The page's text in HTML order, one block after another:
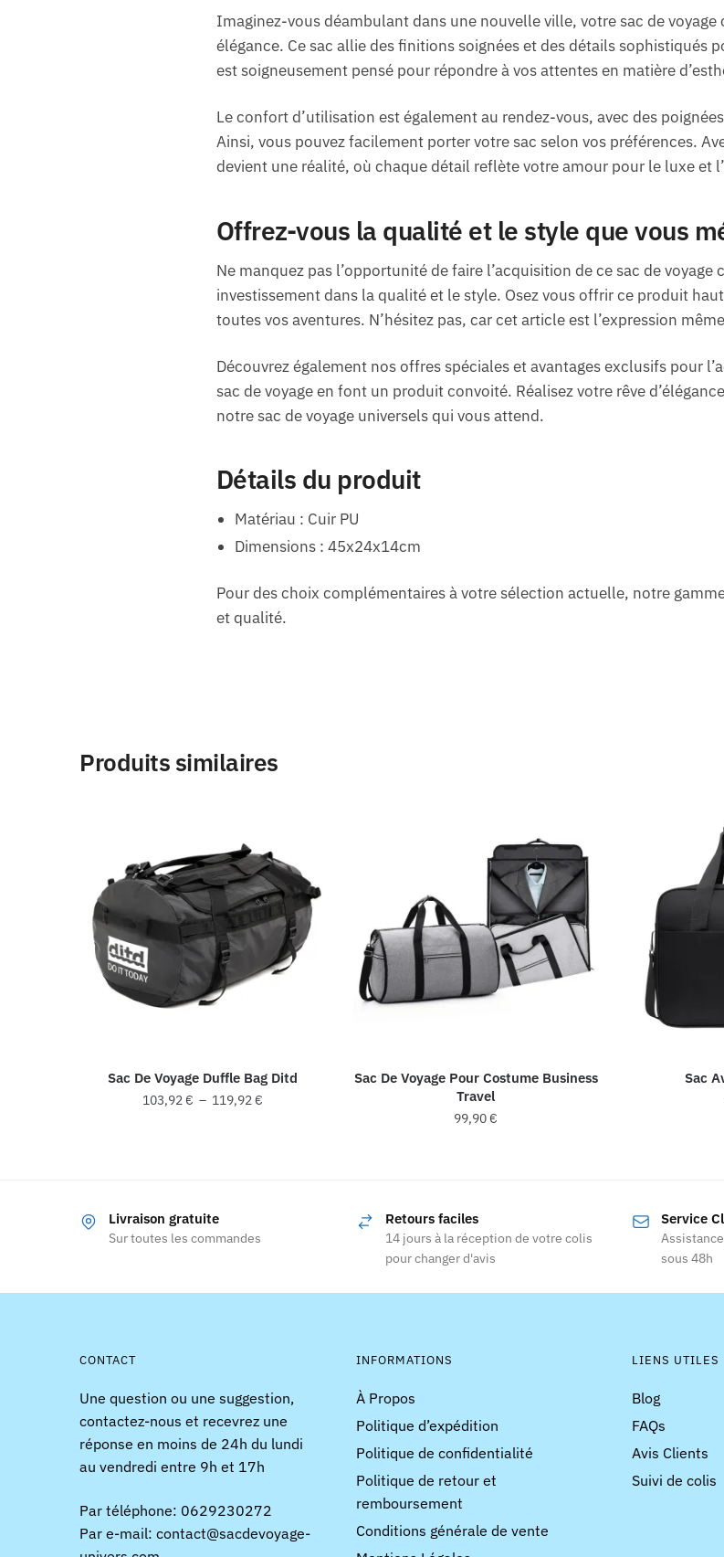
Imaginez-vous déambulant dans une nouvelle ville, votre sac de
élégance. Ce sac allie des finitions soignées et des détails sophistiqués
est soigneusement pensé pour répondre à vos attentes en matière
Le confort d’utilisation est également au rendez-vous, avec des
Ainsi, vous pouvez facilement porter votre sac selon vos préférences.
devient une réalité, où chaque détail reflète votre amour pour le luxe et
Offrez-vous la qualité et le style que vous
Ne manquez pas l’opportunité de faire l’acquisition de ce sac de
investissement dans la qualité et le style. Osez vous offrir ce produit
toutes vos aventures. N’hésitez pas, car cet article est l’expression
Découvrez également nos offres spéciales et avantages exclusifs pour
sac de voyage en font un produit convoité. Réalisez votre rêve
notre sac de voyage universels qui vous attend.
Détails du produit
Matériau : Cuir PU
Dimensions : 45x24x14cm
Pour des choix complémentaires à votre sélection actuelle, notre
et qualité.
Produits similaires
Sac De Voyage Duffle Bag Ditd
103,92€ – 119,92€Plage
variations.
Les
peuvent
page
du
produit
Sac De Voyage Pour Costume Business
Travel
99,90€
plusieurs
variations.
Les
options
page
du
produit
Sac
Livraison gratuite
Sur toutes les commandes
Retours faciles
14 jours à la réception de votre colis
pour changer d'avis
Service
sous 48h
CONTACT
Une question ou une suggestion,
contactez-nous et recevrez une
réponse en moins de 24h du lundi
au vendredi entre 9h et 17h
Par téléphone: 0629230272
Par e-mail: contact@sacdevoyage-
INFORMATIONS
À Propos
Politique d’expédition
Politique de confidentialité
Politique de retour et
remboursement
Conditions générale de vente
LIENS UTILES
Blog
FAQs
Avis Clients
Suivi de colis